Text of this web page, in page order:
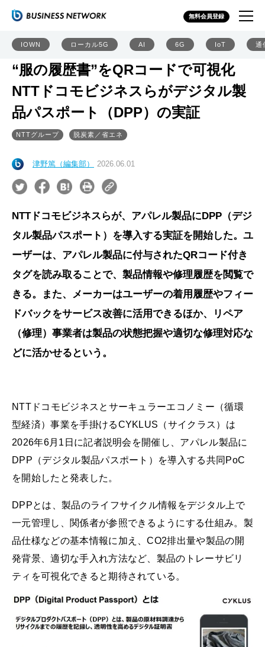
無料会員登録
IOWN ローカル5G AI 6G IoT 通
“服の履歴書”をQRコードで可視化
NTTドコモビジネスらがデジタル製
品パスポート（DPP）の実証
NTTグループ 脱炭素／省エネ
津野篤（編集部） 2026.06.01
NTTドコモビジネスらが、アパレル製品にDPP（デジ
タル製品パスポート）を導入する実証を開始した。ユ
ーザーは、アパレル製品に付与されたQRコード付き
タグを読み取ることで、製品情報や修理履歴を閲覧で
きる。また、メーカーはユーザーの着用履歴やフィー
ドバックをサービス改善に活用できるほか、リペア
（修理）事業者は製品の状態把握や適切な修理対応な
どに活かせるという。
NTTドコモビジネスとサーキュラーエコノミー（循環
型経済）事業を手掛けるCYKLUS（サイクラス）は
2026年6月1日に記者説明会を開催し、アパレル製品に
DPP（デジタル製品パスポート）を導入する共同PoC
を開始したと発表した。
DPPとは、製品のライフサイクル情報をデジタル上で
一元管理し、関係者が参照できるようにする仕組み。製
品仕様などの基本情報に加え、CO2排出量や製品の開
発背景、適切な手入れ方法など、製品のトレーサビリ
ティを可視化できると期待されている。